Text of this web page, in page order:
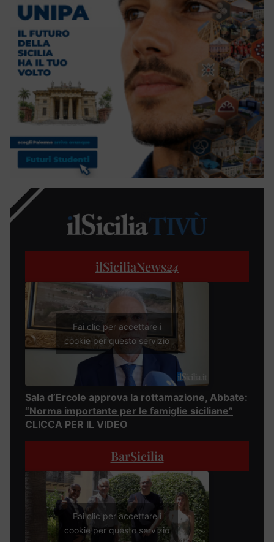
ilSiciliaNews24
Fai clic per accettare i
cookie per questo servizio
Sala d’Ercole approva la rottamazione, Abbate:
“Norma importante per le famiglie siciliane”
CLICCA PER IL VIDEO
BarSicilia
Fai clic per accettare i
cookie per questo servizio